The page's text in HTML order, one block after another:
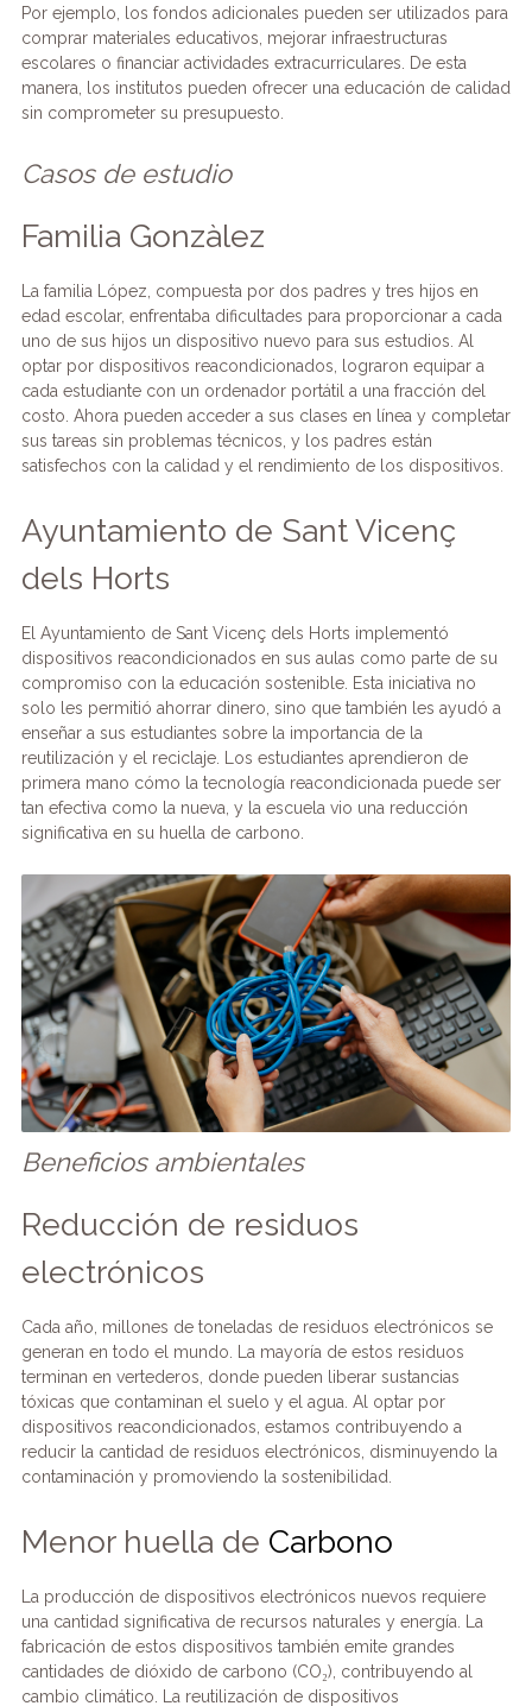
Por ejemplo, los fondos adicionales pueden ser utilizados para
comprar materiales educativos, mejorar infraestructuras
escolares o financiar actividades extracurriculares. De esta
manera, los institutos pueden ofrecer una educación de calidad
sin comprometer su presupuesto.
Casos de estudio
Familia Gonzàlez
La familia López, compuesta por dos padres y tres hijos en
edad escolar, enfrentaba dificultades para proporcionar a cada
uno de sus hijos un dispositivo nuevo para sus estudios. Al
optar por dispositivos reacondicionados, lograron equipar a
cada estudiante con un ordenador portátil a una fracción del
costo. Ahora pueden acceder a sus clases en línea y completar
sus tareas sin problemas técnicos, y los padres están
satisfechos con la calidad y el rendimiento de los dispositivos.
Ayuntamiento de Sant Vicenç
dels Horts
El Ayuntamiento de Sant Vicenç dels Horts implementó
dispositivos reacondicionados en sus aulas como parte de su
compromiso con la educación sostenible. Esta iniciativa no
solo les permitió ahorrar dinero, sino que también les ayudó a
enseñar a sus estudiantes sobre la importancia de la
reutilización y el reciclaje. Los estudiantes aprendieron de
primera mano cómo la tecnología reacondicionada puede ser
tan efectiva como la nueva, y la escuela vio una reducción
significativa en su huella de carbono.
Beneficios ambientales
Reducción de residuos
electrónicos
Cada año, millones de toneladas de residuos electrónicos se
generan en todo el mundo. La mayoría de estos residuos
terminan en vertederos, donde pueden liberar sustancias
tóxicas que contaminan el suelo y el agua. Al optar por
dispositivos reacondicionados, estamos contribuyendo a
reducir la cantidad de residuos electrónicos, disminuyendo la
contaminación y promoviendo la sostenibilidad.
Menor huella de Carbono
La producción de dispositivos electrónicos nuevos requiere
una cantidad significativa de recursos naturales y energía. La
fabricación de estos dispositivos también emite grandes
cantidades de dióxido de carbono (CO₂), contribuyendo al
cambio climático. La reutilización de dispositivos